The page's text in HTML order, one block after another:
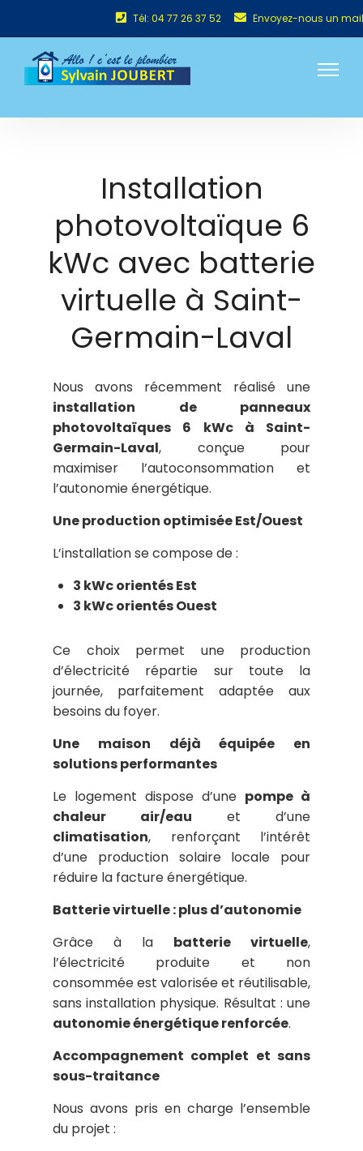
Tél: 04 77 26 37 52 Envoyez-nous un mail
Installation
photovoltaïque 6
kWc avec batterie
virtuelle à Saint-
Germain-Laval
Nous avons récemment réalisé une
installation de panneaux
photovoltaïques 6 kWc à Saint-
Germain-Laval, conçue pour
maximiser l’autoconsommation et
l’autonomie énergétique.
Une production optimisée Est/Ouest
L’installation se compose de :
3 kWc orientés Est
3 kWc orientés Ouest
Ce choix permet une production
d’électricité répartie sur toute la
journée, parfaitement adaptée aux
besoins du foyer.
Une maison déjà équipée en
solutions performantes
Le logement dispose d’une pompe à
chaleur air/eau et d’une
climatisation, renforçant l’intérêt
d’une production solaire locale pour
réduire la facture énergétique.
Batterie virtuelle : plus d’autonomie
Grâce à la batterie virtuelle,
l’électricité produite et non
consommée est valorisée et réutilisable,
sans installation physique. Résultat : une
autonomie énergétique renforcée.
Accompagnement complet et sans
sous-traitance
Nous avons pris en charge l’ensemble
du projet :